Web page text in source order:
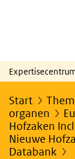
Start
organen
Hofzaken
Nieuwe
Databank